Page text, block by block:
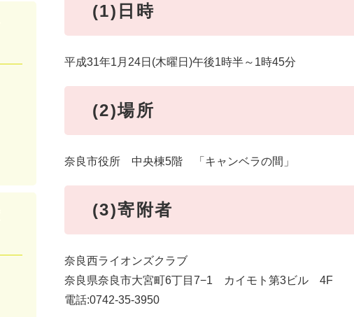
(1)日時
平成31年1月24日(木曜日)午後1時半～1時45分
(2)場所
奈良市役所 中央棟5階 「キャンベラの間」
(3)寄附者
奈良西ライオンズクラブ
奈良県奈良市大宮町6丁目7−1 カイモト第3ビル 4F
電話:0742-35-3950